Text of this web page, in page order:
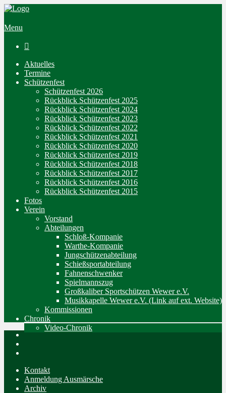
Menu

Aktuelles
Termine
Schützenfest
Schützenfest 2026
Rückblick Schützenfest 2025
Rückblick Schützenfest 2024
Rückblick Schützenfest 2023
Rückblick Schützenfest 2022
Rückblick Schützenfest 2021
Rückblick Schützenfest 2020
Rückblick Schützenfest 2019
Rückblick Schützenfest 2018
Rückblick Schützenfest 2017
Rückblick Schützenfest 2016
Rückblick Schützenfest 2015
Fotos
Verein
Vorstand
Abteilungen
Schloß-Kompanie
Warthe-Kompanie
Jungschützenabteilung
Schießsportabteilung
Fahnenschwenker
Spielmannszug
Großkaliber Sportschützen Wewer e.V.
Musikkapelle Wewer e.V. (Link auf ext. Website)
Kommissionen
Chronik
Video-Chronik
Kontakt
Anmeldung Ausmärsche
Archiv